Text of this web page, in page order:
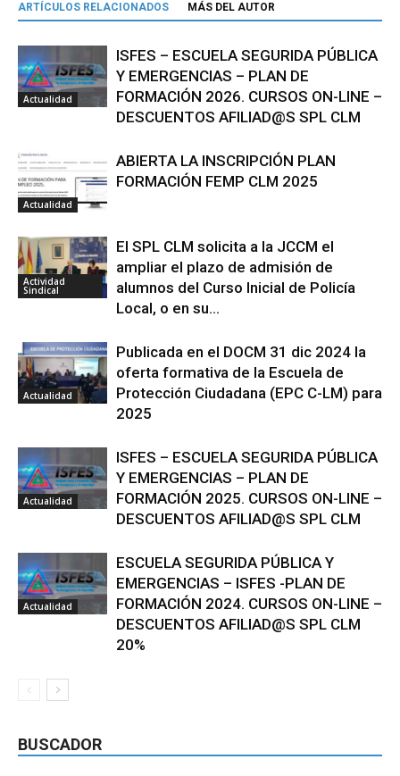
ARTÍCULOS RELACIONADOS MÁS DEL AUTOR
Actualidad
ISFES – ESCUELA SEGURIDA PÚBLICA
Y EMERGENCIAS – PLAN DE
FORMACIÓN 2026. CURSOS ON-LINE –
DESCUENTOS AFILIAD@S SPL CLM
Actualidad
ABIERTA LA INSCRIPCIÓN PLAN
FORMACIÓN FEMP CLM 2025
Actividad
Sindical
El SPL CLM solicita a la JCCM el
ampliar el plazo de admisión de
alumnos del Curso Inicial de Policía
Local, o en su...
Actualidad
Publicada en el DOCM 31 dic 2024 la
oferta formativa de la Escuela de
Protección Ciudadana (EPC C-LM) para
2025
Actualidad
ISFES – ESCUELA SEGURIDA PÚBLICA
Y EMERGENCIAS – PLAN DE
FORMACIÓN 2025. CURSOS ON-LINE –
DESCUENTOS AFILIAD@S SPL CLM
Actualidad
ESCUELA SEGURIDA PÚBLICA Y
EMERGENCIAS – ISFES -PLAN DE
FORMACIÓN 2024. CURSOS ON-LINE –
DESCUENTOS AFILIAD@S SPL CLM
20%
BUSCADOR